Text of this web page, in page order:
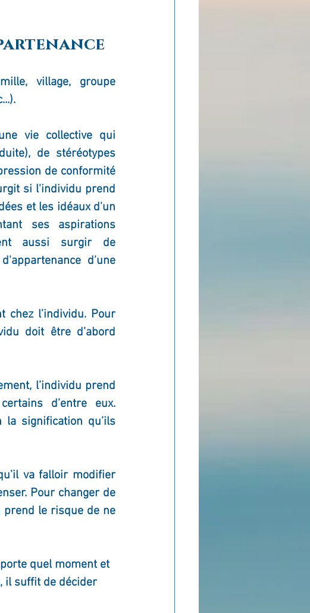
village, groupe
vie collective qui
de stéréotypes
de conformité
si l'individu prend
ses aspirations
aussi surgir de
appartenance d'une
chez l’individu. Pour
doit être d’abord
l’individu prend
d’entre eux.
signification qu’ils
va falloir modifier
Pour changer de
prend le risque de ne
quel moment et
il suffit de décider